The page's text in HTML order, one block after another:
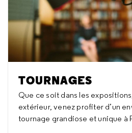
TOURNAGES
Que ce soit dans les
extérieur, venez profiter d’un
tournage grandiose et unique à